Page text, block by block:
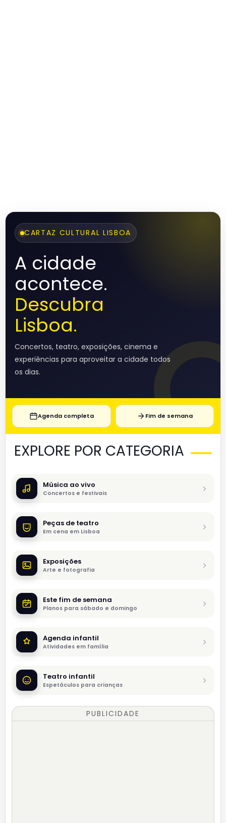
CARTAZ CULTURAL LISBOA
A cidade
acontece.
Descubra
Lisboa.
Concertos, teatro, exposições, cinema e
experiências para aproveitar a cidade todos
os dias.
Agenda completa Fim de semana
EXPLORE POR CATEGORIA
Música ao vivo
Concertos e festivais
Peças de teatro
Em cena em Lisboa
Exposições
Arte e fotografia
Este fim de semana
Planos para sábado e domingo
Agenda infantil
Atividades em família
Teatro infantil
Espetáculos para crianças
PUBLICIDADE